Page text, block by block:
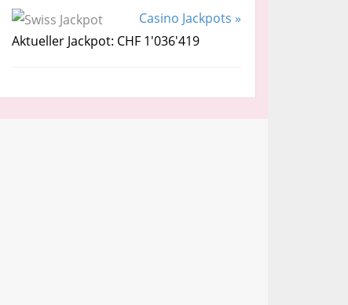
Casino Jackpots »
Aktueller Jackpot: CHF 1'036'419